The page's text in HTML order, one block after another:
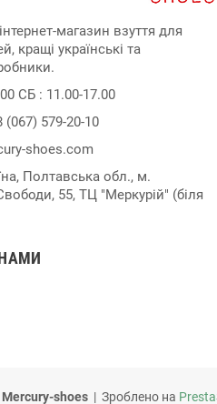
магазин взуття для
кращі українські та
СБ : 11.00-17.00
(067) 579-20-10
shoes.com
Полтавська обл., м.
55, ТЦ "Меркурій" (біля
Mercury-shoes | Зроблено на